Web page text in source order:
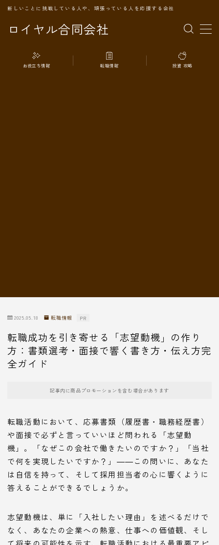
ロイヤル合同会社
新しいことに挑戦している人や、頑張っている人を応援する会社
MENU
TOPページ
お役立ち情報 転職情報 投資 攻略
2025.05.18 転職情報 PR
転職成功を引き寄せる「志望動機」の作り
方：書類選考・面接で響く書き方・伝え方完
全ガイド
記事内に商品プロモーションを含む場合があります
転職活動において、応募書類（履歴書・職務経歴書）
や面接で必ずと言っていいほど問われる「志望動
機」。「なぜこの会社で働きたいのですか？」「当社
で何を実現したいですか？」――この問いに、あなた
は自信を持って、そして採用担当者の心に響くように
答えることができるでしょうか。
志望動機は、単に「入社したい理由」を述べるだけで
なく、あなたの企業への熱意、仕事への価値観、そし